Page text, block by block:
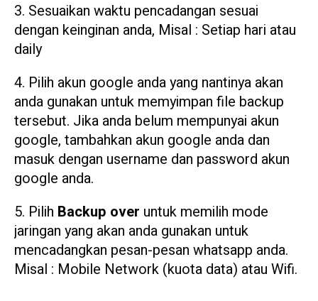
3. Sesuaikan waktu pencadangan sesuai
dengan keinginan anda, Misal : Setiap hari atau
daily
4. Pilih akun google anda yang nantinya akan
anda gunakan untuk memyimpan file backup
tersebut. Jika anda belum mempunyai akun
google, tambahkan akun google anda dan
masuk dengan username dan password akun
google anda.
5. Pilih Backup over untuk memilih mode
jaringan yang akan anda gunakan untuk
mencadangkan pesan-pesan whatsapp anda.
Misal : Mobile Network (kuota data) atau Wifi.